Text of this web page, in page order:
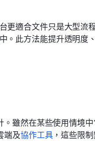
更適合文件只是大型流
。此方法能提升透明度
雖然在某些使用情境
端及協作工具，這些限